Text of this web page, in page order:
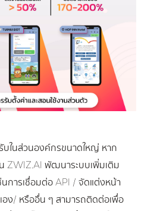
บในส่วนองค์กรขนาดใหญ่ หาก
ZWIZ.AI พัฒนาระบบเพิ่มเติม
การเชื่อมต่อ API / จัดแต่งหน้า
อง/ หรืออื่น ๆ สามารถติดต่อเพื่อ